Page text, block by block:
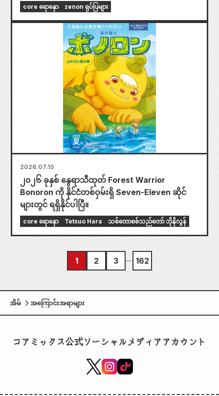
core ရောနှော zenon ရုပ်ပြများ
2026.07.15
၂၀၂၆ ခုနှစ် နွေရာသီထုတ် Forest Warrior
Bonoron ကို နိုင်ငံတစ်ဝှမ်းရှိ Seven-Eleven ဆိုင်
များတွင် ရရှိနိုင်ပါပြီ။
core ရောနှော Tetsuo Hara သစ်တောစစ်သည်တော် ဘိုနိုလွန်
1 2 3 162
အိမ် အကြောင်းအရာများ
コアミックス公式ソーシャルメディアアカウント